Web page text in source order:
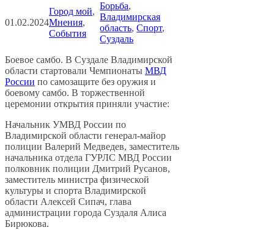
01.02.2024
Город мой
Мнения
События
Борьба
Владимирская
область, Спорт
Суздаль
Боевое самбо. В Суздале Владимирской
области стартовали Чемпионаты МВД
России по самозащите без оружия и
боевому самбо. В торжественной
церемонии открытия приняли участие:
Начальник УМВД России по
Владимирской области генерал-майор
полиции Валерий Медведев, заместитель
начальника отдела ГУРЛС МВД России
полковник полиции Дмитрий Русанов,
заместитель министра физической
культуры и спорта Владимирской
области Алексей Сипач, глава
администрации города Суздаля Алиса
Бирюкова.